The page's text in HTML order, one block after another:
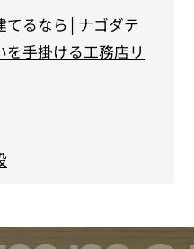
てるなら│ナゴダテ
手掛ける工務店リ